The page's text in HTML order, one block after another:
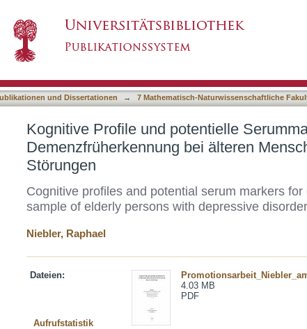
und Dissertationen → 7 Mathematisch-Naturwissenschaftliche
Kognitive Profile und potentielle
Demenzfrüherkennung bei älteren
Störungen
Cognitive profiles and potential serum markers
sample of elderly persons with depressive
Niebler, Raphael
Dateien:
4.03 MB
PDF
Aufrufstatistik